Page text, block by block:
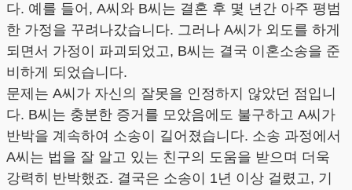
다. 예를 들어, A씨와 B씨는 결혼 후 몇 년간 아주 평범
한 가정을 꾸려나갔습니다. 그러나 A씨가 외도를 하게
되면서 가정이 파괴되었고, B씨는 결국 이혼소송을 준
비하게 되었습니다.
문제는 A씨가 자신의 잘못을 인정하지 않았던 점입니
다. B씨는 충분한 증거를 모았음에도 불구하고 A씨가
반박을 계속하여 소송이 길어졌습니다. 소송 과정에서
A씨는 법을 잘 알고 있는 친구의 도움을 받으며 더욱
강력히 반박했죠. 결국은 소송이 1년 이상 걸렸고, 기